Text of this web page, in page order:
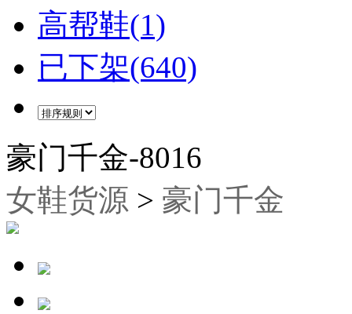
高帮鞋(1)
已下架(640)
豪门千金-8016
女鞋货源 > 豪门千金